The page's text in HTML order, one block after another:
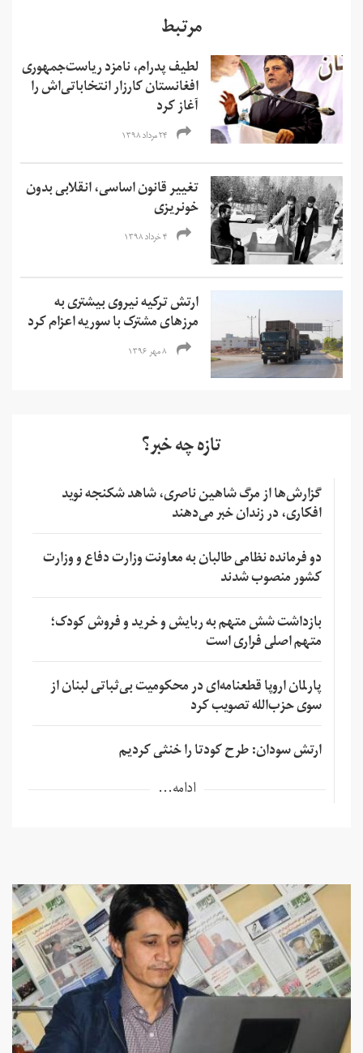
مرتبط
لطیف پدرام، نامزد ریاست‌جمهوری
افغانستان کارزار انتخاباتی‌اش را
آغاز کرد
۲۴ مرداد ۱۳۹۸
تغییر قانون اساسی، انقلابی بدون
خونریزی
۴ خرداد ۱۳۹۸
ارتش ترکیه نیروی بیشتری به
مرزهای مشترک با سوریه اعزام کرد
۸ مهر ۱۳۹۶
تازه چه خبر؟
گزارش‌ها از مرگ شاهین ناصری، شاهد شکنجه نوید
افکاری، در زندان خبر می‌دهند
دو فرمانده نظامی طالبان به معاونت وزارت دفاع و وزارت
کشور منصوب شدند
بازداشت شش متهم به ربایش و خرید و فروش کودک؛
متهم اصلی فراری است
پارلمان اروپا قطعنامه‌ای در محکومیت بی‌ثباتی لبنان از
سوی حزب‌الله تصویب کرد
ارتش سودان: طرح کودتا را خنثی کردیم
ادامه...